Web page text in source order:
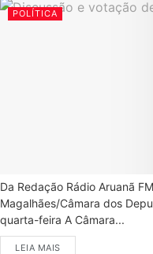
POLÍTICA
Da Redação Rádio Aruanã
Magalhães/Câmara dos
quarta-feira A Câmara...
LEIA MAIS